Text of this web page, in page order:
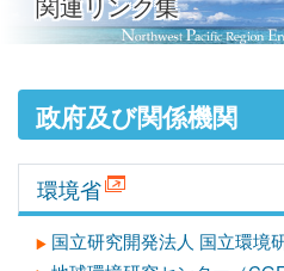
政府及び関係機関
環境省
国立研究開発法人 国立環境